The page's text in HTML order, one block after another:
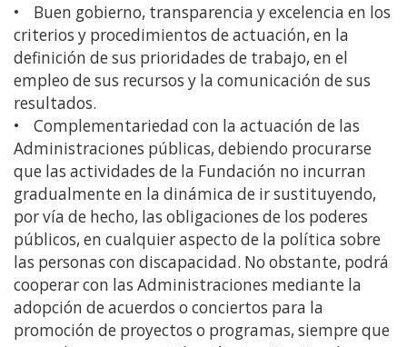
• Buen gobierno, transparencia y excelencia en los
criterios y procedimientos de actuación, en la
definición de sus prioridades de trabajo, en el
empleo de sus recursos y la comunicación de sus
resultados.
• Complementariedad con la actuación de las
Administraciones públicas, debiendo procurarse
que las actividades de la Fundación no incurran
gradualmente en la dinámica de ir sustituyendo,
por vía de hecho, las obligaciones de los poderes
públicos, en cualquier aspecto de la política sobre
las personas con discapacidad. No obstante, podrá
cooperar con las Administraciones mediante la
adopción de acuerdos o conciertos para la
promoción de proyectos o programas, siempre que